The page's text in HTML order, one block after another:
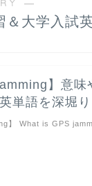
―
＆大学入試
】意
単語を深堀
】 What is GPS